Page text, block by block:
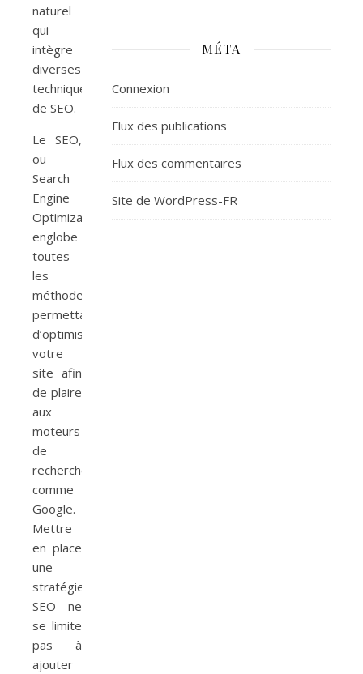
naturel
qui
intègre
diverses
techniques
de SEO.
Le SEO,
ou
Search
Engine
Optimization,
englobe
toutes
les
méthodes
permettant
d’optimiser
votre
site afin
de plaire
aux
moteurs
de
recherche
comme
Google.
Mettre
en place
une
stratégie
SEO ne
se limite
pas à
ajouter
MÉTA
Connexion
Flux des publications
Flux des commentaires
Site de WordPress-FR